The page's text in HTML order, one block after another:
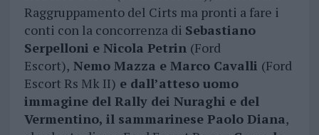
Raggruppamento del Cirts ma pronti a fare i
conti con la concorrenza di Sebastiano
Serpelloni e Nicola Petrin (Ford
Escort), Nemo Mazza e Marco Cavalli (Ford
Escort Rs Mk II) e dall’atteso uomo
immagine del Rally dei Nuraghi e del
Vermentino, il sammarinese Paolo Diana,